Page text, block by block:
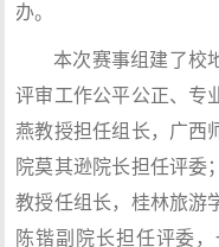
办。
本次赛事组建了校
评审工作公平公正、专
燕教授担任组长，广西
院莫其逊院长担任评委
教授任组长，桂林旅游
陈锴副院长担任评委